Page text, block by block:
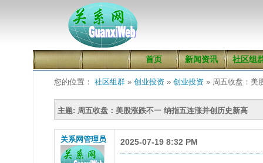
首页 新闻资讯 社区组
您的位置： 社区组群» 创业投资 » 创业投资 » 周五收盘：美
主题: 周五收盘：美股涨跌不一 纳指五连涨并创历史新高
关系网管理员 2025-07-19 8:32 PM